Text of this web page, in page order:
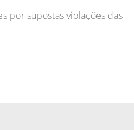
por supostas violações das